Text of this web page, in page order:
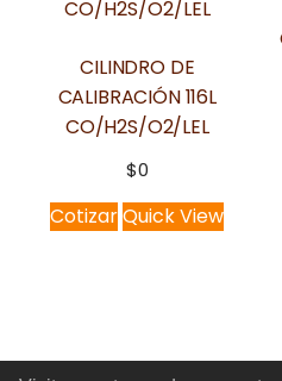
CILINDRO DE
CALIBRACIÓN 116L
CO/H2S/O2/LEL
$0
CotizarQuick View